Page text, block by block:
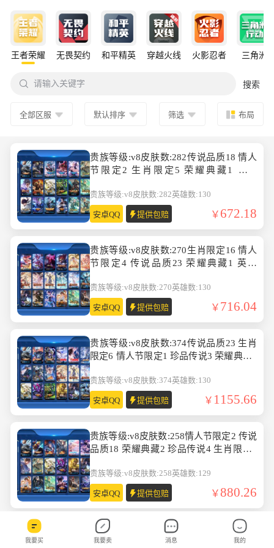
王者荣耀 无畏契约 和平精英 穿越火线 火影忍者 三角洲
 请输入关键字 搜索
全部区服 默认排序 筛选 布局
贵族等级:v8皮肤数:282传说品质18 情人
节限定2 生肖限定5 荣耀典藏1 英雄
贵族等级:v8皮肤数:282英雄数:130
安卓QQ 提供包赔 672.18
贵族等级:v8皮肤数:270生肖限定16 情人
节限定4 传说品质23 荣耀典藏1 英雄
贵族等级:v8皮肤数:270英雄数:130
安卓QQ 提供包赔 716.04
贵族等级:v8皮肤数:374传说品质23 生肖
限定6 情人节限定1 珍品传说3 荣耀典藏3
贵族等级:v8皮肤数:374英雄数:130
安卓QQ 提供包赔 1155.66
贵族等级:v8皮肤数:258情人节限定2 传说
品质18 荣耀典藏2 珍品传说4 生肖限定3
贵族等级:v8皮肤数:258英雄数:129
安卓QQ 提供包赔 880.26
贵族等级:v6皮肤数:177传说品质9 生肖限
定1 荣耀典藏1 英雄数:129
我要买 我要卖 消息 我的